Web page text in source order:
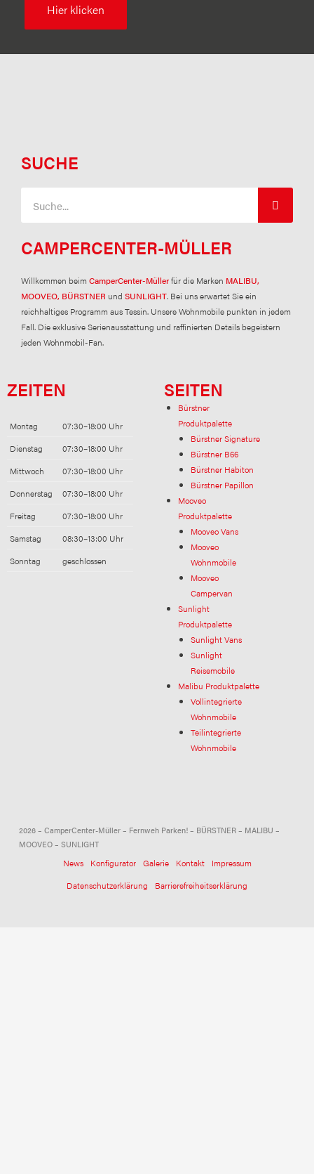
Hier klicken
SUCHE
CAMPERCENTER-MÜLLER
Willkommen beim CamperCenter-Müllerfür die Marken MALIBU,
MOOVEO, BÜRSTNER und SUNLIGHT. Bei uns erwartet Sie ein
reichhaltiges Programm aus Tessin. Unsere Wohnmobile punkten in jedem
Fall. Die exklusive Serienausstattung und raffinierten Details begeistern
jeden Wohnmobil-Fan.
ZEITEN
Montag
07:30–18:00 Uhr
Dienstag
07:30–18:00 Uhr
Mittwoch
07:30–18:00 Uhr
Donnerstag
07:30–18:00 Uhr
Freitag
07:30–18:00 Uhr
Samstag
08:30–13:00 Uhr
Sonntag
geschlossen
SEITEN
Bürstner
Produktpalette
Bürstner Signature
Bürstner B66
Bürstner Habiton
Bürstner Papillon
Mooveo
Produktpalette
Mooveo Vans
Mooveo
Wohnmobile
Mooveo
Campervan
Sunlight
Produktpalette
Sunlight Vans
Sunlight
Reisemobile
Malibu Produktpalette
Vollintegrierte
Wohnmobile
Teilintegrierte
Wohnmobile
2026 – CamperCenter-Müller – Fernweh Parken! – BÜRSTNER – MALIBU –
MOOVEO – SUNLIGHT
News Konfigurator Galerie Kontakt
Impressum
Datenschutzerklärung
Barrierefreiheitserklärung